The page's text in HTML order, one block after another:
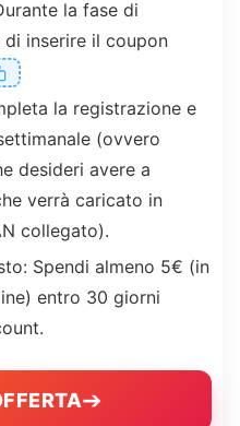
la fase di
inserire il coupon
la registrazione e
(ovvero
desideri avere a
verrà caricato in
collegato).
Spendi almeno 5€ (in
entro 30 giorni
➔